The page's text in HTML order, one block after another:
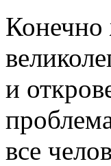
и
все